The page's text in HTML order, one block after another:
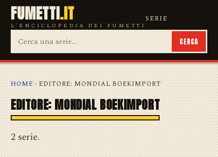
FUMETTI.IT
L'ENCICLOPEDIA DEI FUMETTI
SERIE
CERCA
HOME › EDITORE: MONDIAL BOEKIMPORT
EDITORE: MONDIAL BOEKIMPORT
2 serie.